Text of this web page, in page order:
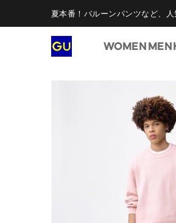
夏本番！バルーンパンツなど、
WOMEN MEN